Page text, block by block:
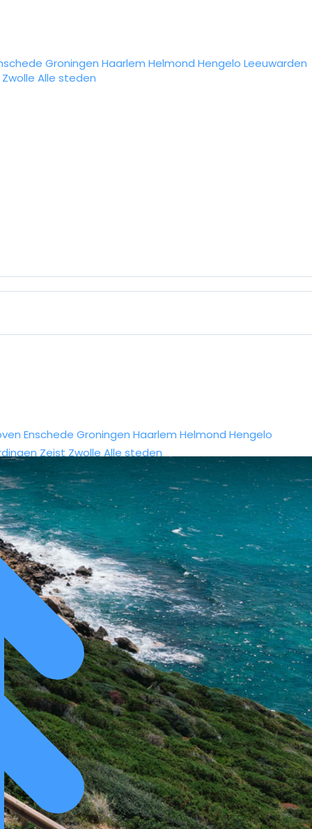
Groningen Haarlem Helmond Hengelo Leeuwarden
Zwolle Alle steden
Enschede Groningen Haarlem Helmond Hengelo
Zeist Zwolle Alle steden